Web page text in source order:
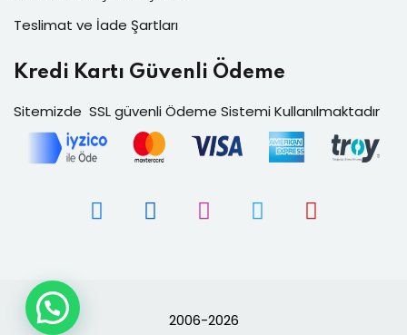
Teslimat ve İade Şartları
Kredi Kartı Güvenli Ödeme
Sitemizde SSL güvenli Ödeme Sistemi Kullanılmaktadır
2006-2026